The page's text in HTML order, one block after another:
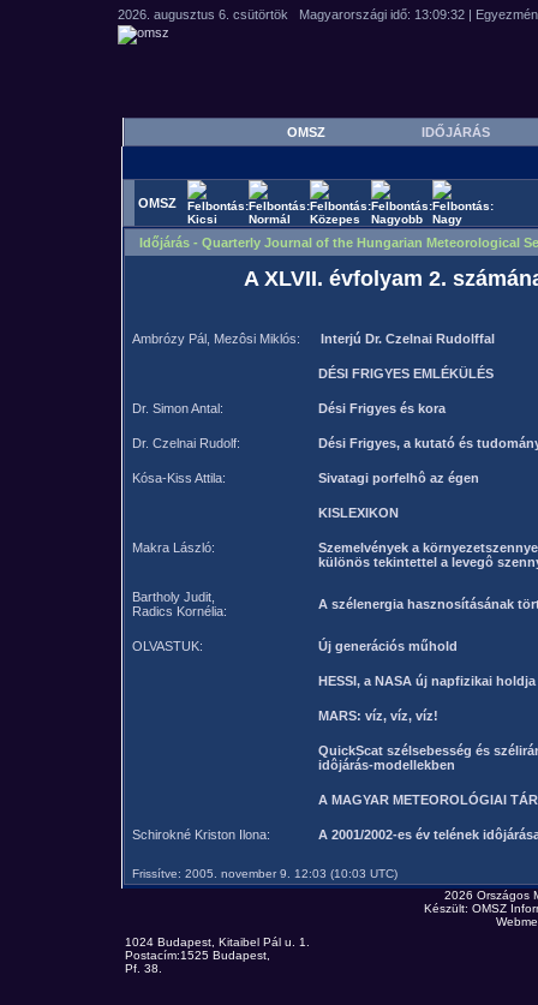
OMSZ IDŐJÁRÁS
OMSZ
Időjárás - Quarterly Journal of the Hungarian Meteorological
A XLVII. évfolyam 2.
Ambrózy Pál, Mezôsi Miklós: Interjú Dr. Czelnai Rudolffal
DÉSI FRIGYES EMLÉKÜLÉS
Dr. Simon Antal: Dési Frigyes és kora
Dr. Czelnai Rudolf: Dési Frigyes, a kutató és
Kósa-Kiss Attila: Sivatagi porfelhô az égen
KISLEXIKON
Makra László:
Szemelvények a
különös tekintettel a levegô
Bartholy Judit,
Radics Kornélia:
A szélenergia hasznosításának
OLVASTUK: Új generációs műhold
HESSI, a NASA új napfizikai holdja
MARS: víz, víz, víz!
QuickScat szélsebesség és
idôjárás-modellekben
A MAGYAR METEOROLÓGIAI
Schirokné Kriston Ilona: A 2001/2002-es év telének
Frissítve: 2005. november 9. 12:03 (10:03 UTC)
2026
Készült: OMSZ
1024 Budapest, Kitaibel Pál u. 1.
Postacím:1525 Budapest,
Pf. 38.